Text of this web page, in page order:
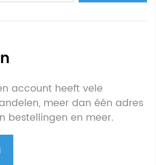
account heeft vele
meer dan één adres
bestellingen en meer.